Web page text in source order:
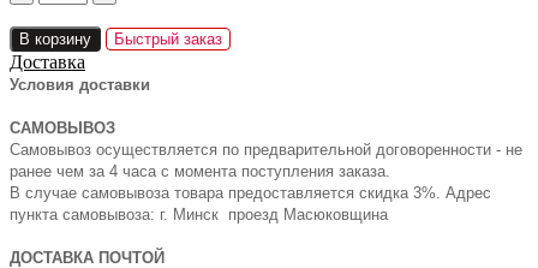
В корзину Быстрый заказ
Доставка
Условия доставки
САМОВЫВОЗ
Самовывоз осуществляется по предварительной договоренности - не
ранее чем за 4 часа с момента поступления заказа.
В случае самовывоза товара предоставляется скидка 3%. Адрес
пункта самовывоза: г. Минск проезд Масюковщина
ДОСТАВКА ПОЧТОЙ